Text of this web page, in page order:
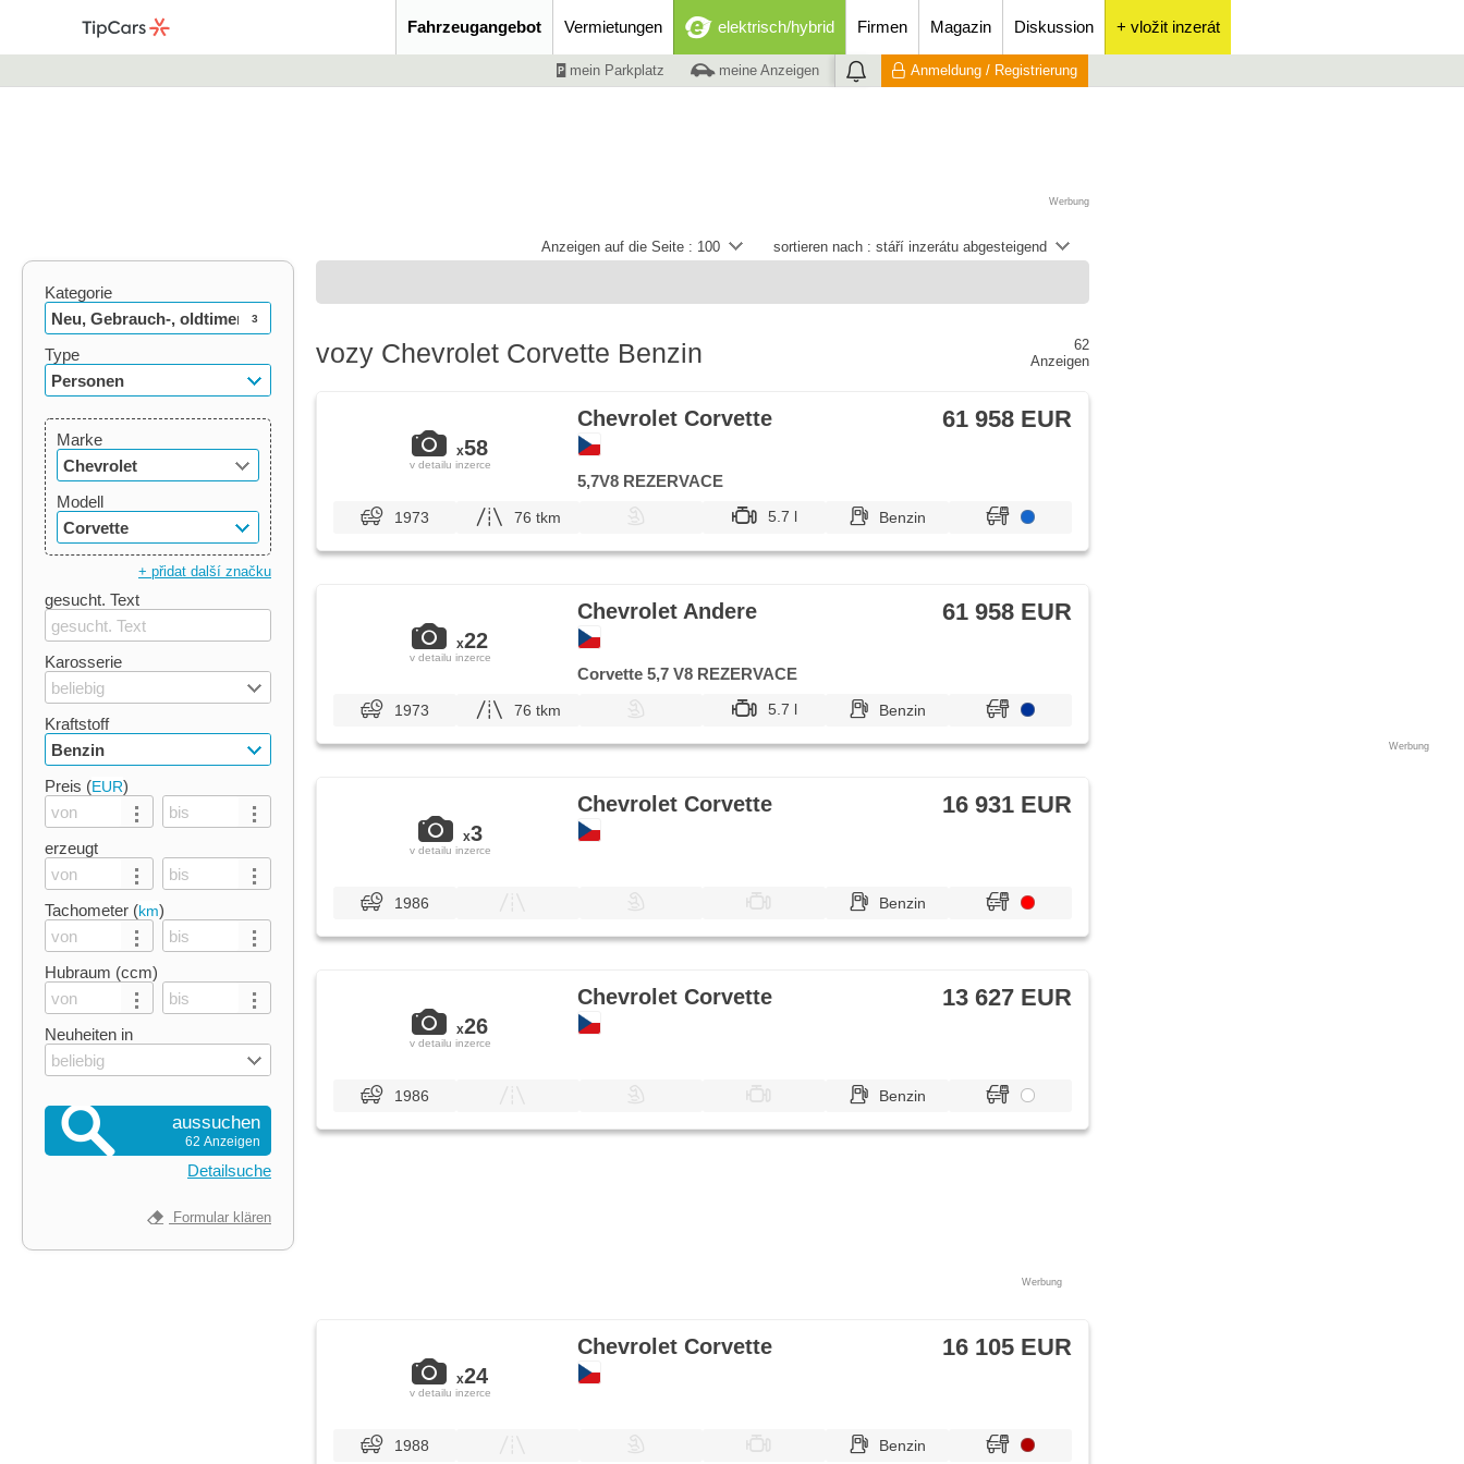
Fahrzeugangebot Vermietungen elektrisch/hybrid Firmen Magazin Diskussion + vložit inzerát
mein Parkplatz meine Anzeigen Anmeldung / Registrierung
Werbung
sortieren nach : stáří inzerátu abgesteigend
Anzeigen auf die Seite : 100
Kategorie
Neu, Gebrauch-, oldtimer
3
Type
Personen
Marke
Chevrolet
Modell
Corvette
+ přidat další značku
gesucht. Text
Karosserie
beliebig
Kraftstoff
Benzin
Preis (EUR)
erzeugt
Tachometer (km)
Hubraum (ccm)
Neuheiten in
beliebig
aussuchen
62 Anzeigen
Detailsuche
Formular klären
vozy Chevrolet Corvette Benzin
62
Anzeigen
x58
v detailu inzerce
Chevrolet Corvette 61 958 EUR
5,7V8 REZERVACE
1973 76 tkm 5.7 l Benzin
x22
v detailu inzerce
Chevrolet Andere 61 958 EUR
Corvette 5,7 V8 REZERVACE
1973 76 tkm 5.7 l Benzin
x3
v detailu inzerce
Chevrolet Corvette 16 931 EUR
1986 Benzin
x26
v detailu inzerce
Chevrolet Corvette 13 627 EUR
1986 Benzin
Werbung
x24
v detailu inzerce
Chevrolet Corvette 16 105 EUR
1988 Benzin
Werbung